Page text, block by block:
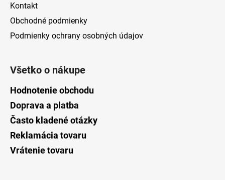
Kontakt
Obchodné podmienky
Podmienky ochrany osobných údajov
Všetko o nákupe
Hodnotenie obchodu
Doprava a platba
Často kladené otázky
Reklamácia tovaru
Vrátenie tovaru